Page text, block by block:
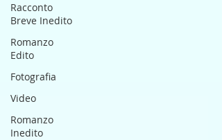
Racconto
Breve Inedito
Romanzo
Edito
Fotografia
Video
Romanzo
Inedito